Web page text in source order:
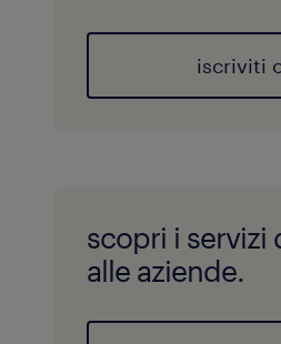
iscriviti
scopri i servizi
alle aziende.